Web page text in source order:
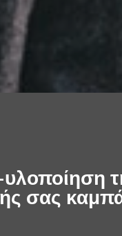
σας